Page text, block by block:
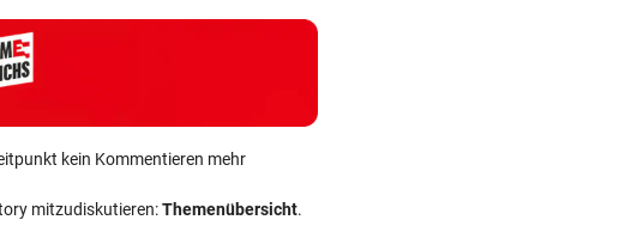
kein Kommentieren mehr
mitzudiskutieren:Themenübersicht.